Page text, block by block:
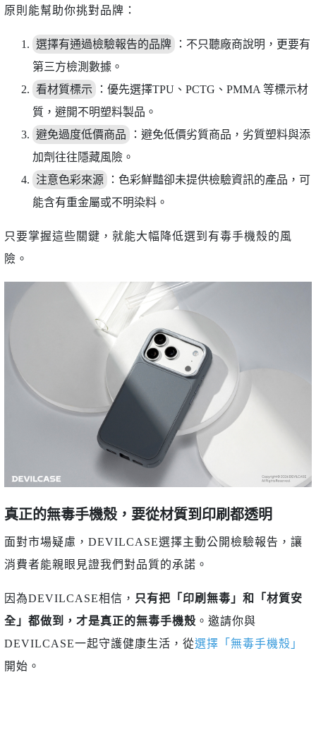
原則能幫助你挑對品牌：
選擇有通過檢驗報告的品牌
：不只聽廠商說明，更要有
第三方檢測數據。
看材質標示
：優先選擇TPU、PCTG、PMMA 等標示材
質，避開不明塑料製品。
避免過度低價商品
：避免低價劣質商品，劣質塑料與添
加劑往往隱藏風險。
注意色彩來源
：色彩鮮豔卻未提供檢驗資訊的產品，可
能含有重金屬或不明染料。
只要掌握這些關鍵，就能大幅降低選到有毒手機殼的風
險。
真正的無毒手機殼，要從材質到印刷都透明
面對市場疑慮，DEVILCASE選擇主動公開檢驗報告，讓
消費者能親眼見證我們對品質的承諾。
因為DEVILCASE相信， 只有把「印刷無毒」和「材質安
全」都做到，才是真正的無毒手機殼 。邀請你與
DEVILCASE一起守護健康生活，從選擇「無毒手機殼」
開始。